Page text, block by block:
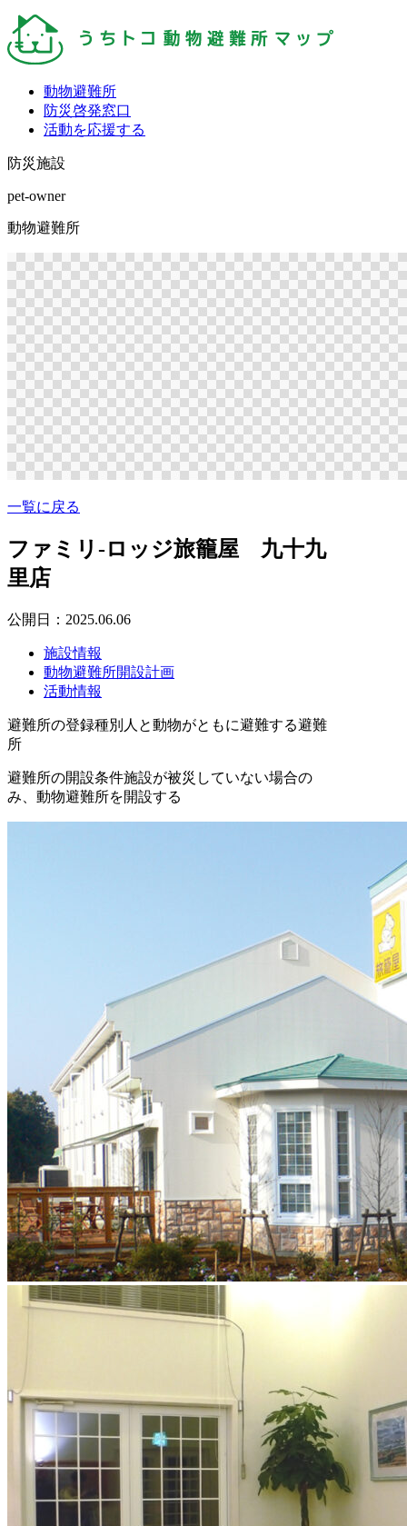
動物避難所
防災啓発窓口
活動を応援する
防災施設
pet-owner
動物避難所
一覧に戻る
ファミリ-ロッジ旅籠屋 九十九
里店
公開日：2025.06.06
施設情報
動物避難所開設計画
活動情報
避難所の登録種別 人と動物がともに避難する避難
所
避難所の開設条件施設が被災していない場合の
み、動物避難所を開設する